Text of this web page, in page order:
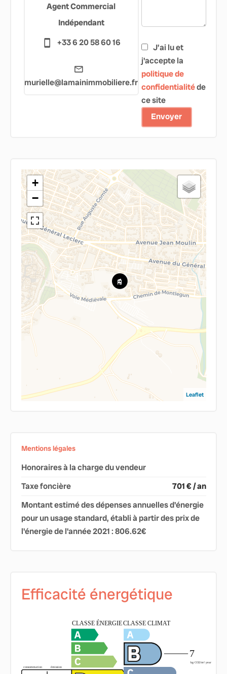
Agent Commercial
Indépendant
+33 6 20 58 60 16
murielle@lamainimmobiliere.fr
J’ai lu et
j'accepte la
politique de
confidentialitéde
ce site
Envoyer
+
−
Leaflet
Mentions légales
Honoraires à la charge du vendeur
Taxe foncière
701 € / an
Montant estimé des dépenses annuelles d'énergie
pour un usage standard, établi à partir des prix de
l'énergie de l'année 2021 : 806.62€
Efficacité énergétique